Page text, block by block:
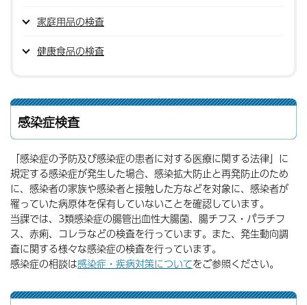
家庭用品の検査
健康食品の検査
感染症検査
「感染症の予防及び感染症の患者に対する医療に関する法律」に
規定する感染症が発生した場合、感染拡大防止と再発防止のため
に、感染者の家族や感染者と接触した方などを対象に、感染者が
罹っていた病原体を保有していないことを確認しています。
当課では、3類感染症の腸管出血性大腸菌、腸チフス・パラチフ
ス、赤痢、コレラなどの検査を行っています。また、発生動向調
査に関する様々な感染症の検査を行っています。
感染症の相談は感染症・疾病対策についてをご参照ください。